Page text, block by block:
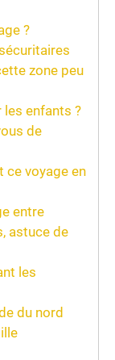
?
zone peu
enfants ?
de
ce voyage en
entre
astuce de
les
du nord